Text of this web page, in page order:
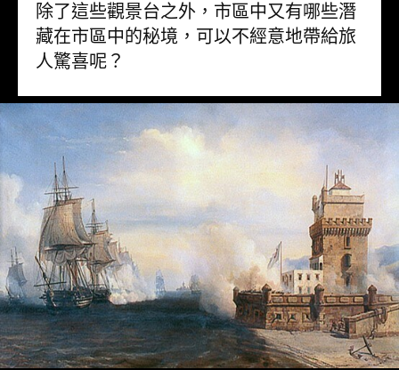
除了這些觀景台之外，市區中又有哪些潛
藏在市區中的秘境，可以不經意地帶給旅
人驚喜呢？